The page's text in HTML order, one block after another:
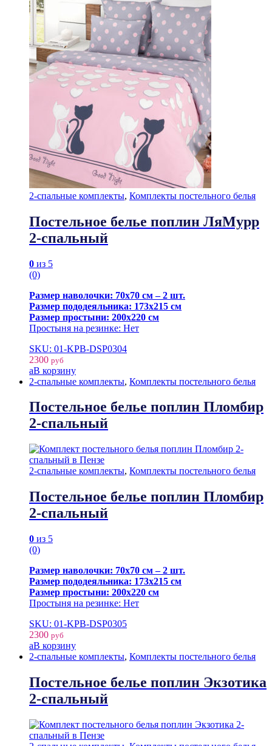
2-спальные комплекты, Комплекты постельного белья
Постельное белье поплин ЛяМурр
2-спальный
0 из 5
(0)
Размер наволочки: 70х70 см – 2 шт.
Размер пододеяльника: 173х215 см
Размер простыни: 200х220 см
Простыня на резинке: Нет
SKU: 01-KPB-DSP0304
2300 руб
В корзину
2-спальные комплекты, Комплекты постельного белья
Постельное белье поплин Пломбир
2-спальный
2-спальные комплекты, Комплекты постельного белья
Постельное белье поплин Пломбир
2-спальный
0 из 5
(0)
Размер наволочки: 70х70 см – 2 шт.
Размер пододеяльника: 173х215 см
Размер простыни: 200х220 см
Простыня на резинке: Нет
SKU: 01-KPB-DSP0305
2300 руб
В корзину
2-спальные комплекты, Комплекты постельного белья
Постельное белье поплин Экзотика
2-спальный